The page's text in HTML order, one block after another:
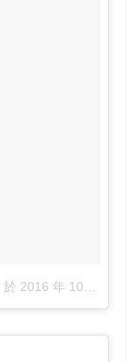
於 2016 年 10月 月 1 2:13上午 PDT